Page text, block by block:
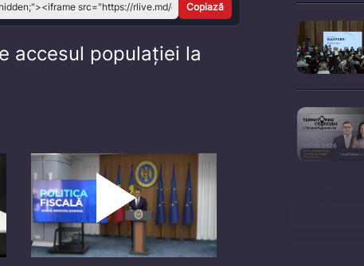
Copiază
accesul populației la